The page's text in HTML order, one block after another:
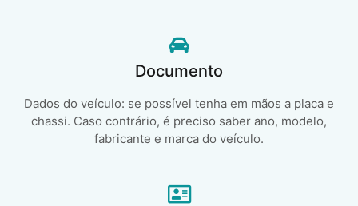
Documento
Dados do veículo: se possível tenha em mãos a placa e
chassi. Caso contrário, é preciso saber ano, modelo,
fabricante e marca do veículo.